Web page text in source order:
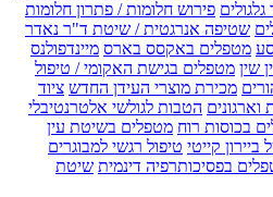
פירוש חלומות / פתרון חלומות
שטיפה אנרגטית / שיטת ד"ר נאדר
מטפלים באקסס בארס מיינדפולנס
שין מטפלים בגישת האקומי / טיפול
מכירת מוצרי העידן החדש ציוד
וארגונים הטבות לגולשי אלטרנטיבלי
בכוסות רוח מטפלים בשיטת עין
קייטי טיפול רגשי למבוגרים
בפסיכותרפיה דינמית שיטת